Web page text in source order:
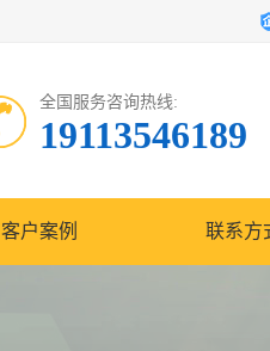
全国服务咨询热线:
19113546189
客户案例 联系方